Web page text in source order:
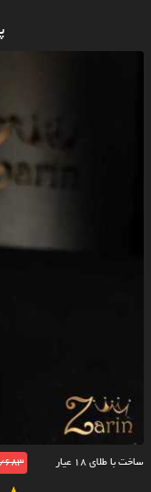
ساخت با طلای ۱۸ عیار 683